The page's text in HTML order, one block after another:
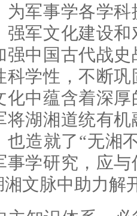
为军事学各学
强军文化建设
强中国古代战
科学性，不断
化中蕴含着深
将湖湘道统有
也造就了“无湘
事学研究，应
文脉中助力解